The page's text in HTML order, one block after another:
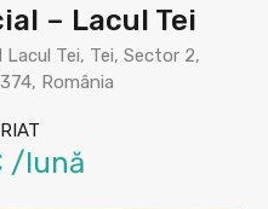
– Lacul Tei
Tei, Tei, Sector 2,
România
/lună